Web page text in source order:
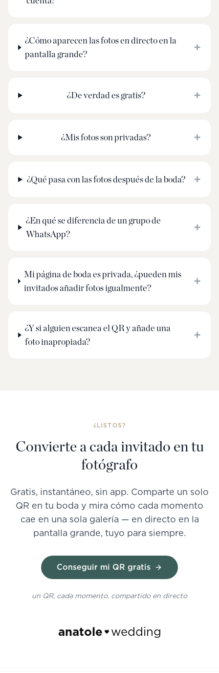
¿Cómo aparecen las fotos en directo en la
pantalla grande?
+
¿De verdad es gratis? +
¿Mis fotos son privadas? +
¿Qué pasa con las fotos después de la boda? +
¿En qué se diferencia de un grupo de
WhatsApp?
+
Mi página de boda es privada, ¿pueden mis
invitados añadir fotos igualmente?
+
¿Y si alguien escanea el QR y añade una
foto inapropiada?
+
¿LISTOS?
Convierte a cada invitado en tu
fotógrafo
Gratis, instantáneo, sin app. Comparte un solo
QR en tu boda y mira cómo cada momento
cae en una sola galería — en directo en la
pantalla grande, tuyo para siempre.
Conseguir mi QR gratis
un QR, cada momento, compartido en directo
anatole wedding